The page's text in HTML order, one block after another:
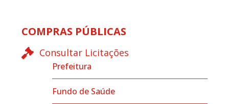
COMPRAS PÚBLICAS
Consultar Licitações
Prefeitura
Fundo de Saúde